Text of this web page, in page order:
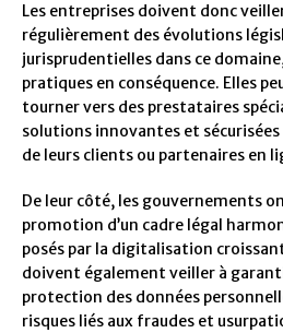
Les entreprises doivent donc
régulièrement des évolutions
jurisprudentielles dans ce
pratiques en conséquence. Elles
tourner vers des prestataires
solutions innovantes et
de leurs clients ou partenaires en
De leur côté, les gouvernements
promotion d’un cadre légal
posés par la digitalisation
doivent également veiller à
protection des données
risques liés aux fraudes et